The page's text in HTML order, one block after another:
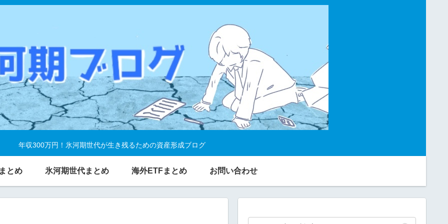
年収300万円！氷河期世代が生き残るための資産形成ブログ
とめ 氷河期世代まとめ 海外ETFまとめ お問い合わせ